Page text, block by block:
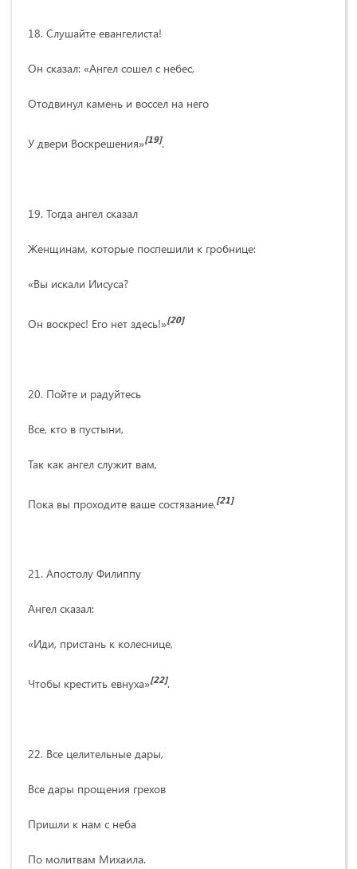
18. Слушайте евангелиста!
Он сказал: «Ангел сошел с небес,
Отодвинул камень и воссел на него
У двери Воскрешения»[19].
19. Тогда ангел сказал
Женщинам, которые поспешили к гробнице:
«Вы искали Иисуса?
Он воскрес! Его нет здесь!»[20]
20. Пойте и радуйтесь
Все, кто в пустыни,
Так как ангел служит вам,
Пока вы проходите ваше состязание.[21]
21. Апостолу Филиппу
Ангел сказал:
«Иди, пристань к колеснице,
Чтобы крестить евнуха»[22].
22. Все целительные дары,
Все дары прощения грехов
Пришли к нам с неба
По молитвам Михаила.